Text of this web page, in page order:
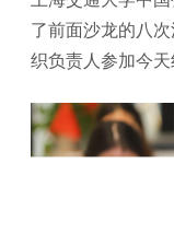
了前面沙龙的八
织负责人参加今天